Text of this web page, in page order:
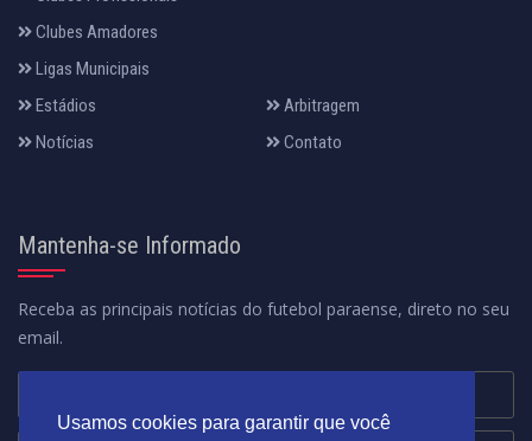
Usamos cookies para garantir que você
Clubes Amadores
Ligas Municipais
Estádios
Arbitragem
Notícias
Contato
Mantenha-se Informado
Receba as principais notícias do futebol paraense, direto no seu
email.